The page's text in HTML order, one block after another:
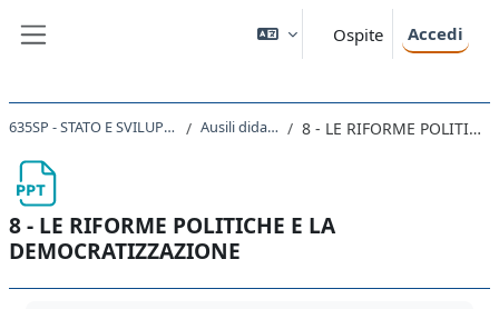
Ospite Accedi
635SP - STATO E SVILUPPO POLITICO IN AFRICA 2023 Ausili didattici per le lezioni 8 - LE RIFORME POLITICHE E LA DEMOCRATIZZAZIONE
8 - LE RIFORME POLITICHE E LA
DEMOCRATIZZAZIONE